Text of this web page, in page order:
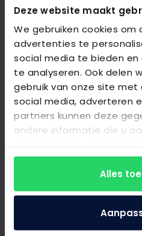
Deze website maakt
We gebruiken cookies om
advertenties te
social media te bieden
te analyseren. Ook delen
gebruik van onze site
social media, adverteren
partners kunnen deze
andere informatie die u
van hun services.
Alles
Maatwerk:Iedereen is
Onze bedden en
jouw specifieke
Proefliggen:In onze
proefliggen aan. Test
alle rust en ontdek welke
Uitgebreide garantie:
kwaliteit van onze
uitgebreide garanties om
waarborgen.
Bezoek onze